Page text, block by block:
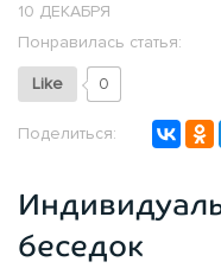
10 ДЕКАБРЯ
Понравилась статья:
Like 0
Поделиться:
беседок